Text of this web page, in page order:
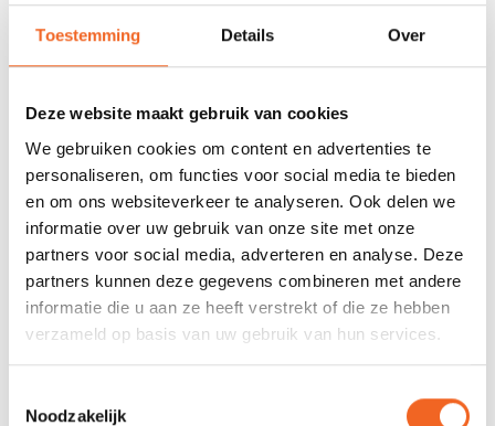
Toestemming Details Over
Deze website maakt gebruik van cookies
We gebruiken cookies om content en advertenties te
personaliseren, om functies voor social media te bieden
en om ons websiteverkeer te analyseren. Ook delen we
informatie over uw gebruik van onze site met onze
partners voor social media, adverteren en analyse. Deze
partners kunnen deze gegevens combineren met andere
informatie die u aan ze heeft verstrekt of die ze hebben
verzameld op basis van uw gebruik van hun services.
Noodzakelijk
Skudder-uitvoering in plaats van scheg is extra 145 euro (enkel
mogelijk in Corelite X uitvoering).
SPECIFICATIES
Materiaal: Polyethyleen (MZ3)
Lengte: 443 cm
Breedte: 59 cm
Kuiplengte: 91 cm